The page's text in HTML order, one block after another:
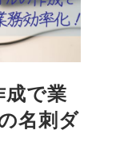
成で業
名刺ダ